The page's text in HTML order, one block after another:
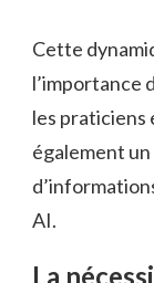
Cette
l’importance
les praticiens
également
AI.
La